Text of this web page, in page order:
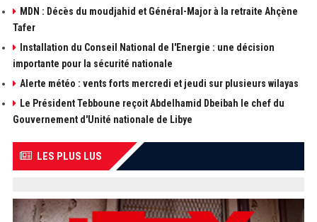
MDN : Décès du moudjahid et Général-Major à la retraite Ahçène
Tafer
Installation du Conseil National de l'Energie : une décision
importante pour la sécurité nationale
Alerte météo : vents forts mercredi et jeudi sur plusieurs wilayas
Le Président Tebboune reçoit Abdelhamid Dbeibah le chef du
Gouvernement d'Unité nationale de Libye
LES PLUS LUS